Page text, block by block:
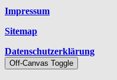
Impressum
Sitemap
Datenschutzerklärung
Off-Canvas Toggle